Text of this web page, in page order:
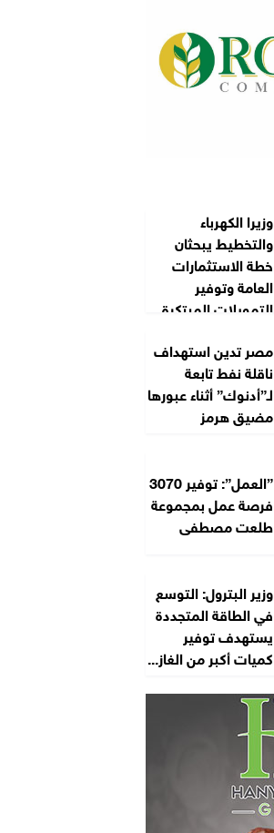
وزيرا الكهرباء
والتخطيط يبحثان
خطة الاستثمارات
العامة وتوفير
التمويلات المبتكرة
مصر تدين استهداف
ناقلة نفط تابعة
لـ”أدنوك” أثناء عبورها
مضيق هرمز
”العمل”: توفير 3070
فرصة عمل بمجموعة
طلعت مصطفى
وزير البترول: التوسع
في الطاقة المتجددة
يستهدف توفير
كميات أكبر من الغاز...